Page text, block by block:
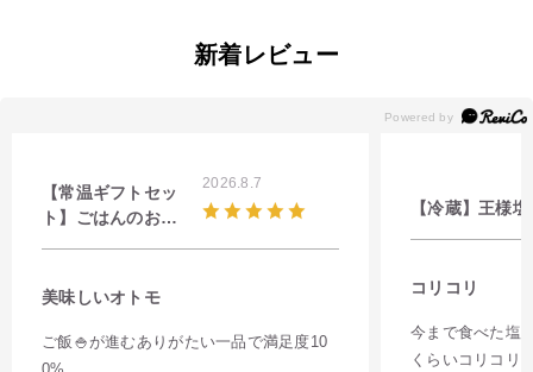
新着レビュー
【常温ギフトセッ
ト】ごはんのお供
2026.8.7
美味しいオトモ
ご飯🍚が進むありがたい一品で満足度10
【冷蔵】王様
コリコリ
今まで食べた塩
くらいコリコリ